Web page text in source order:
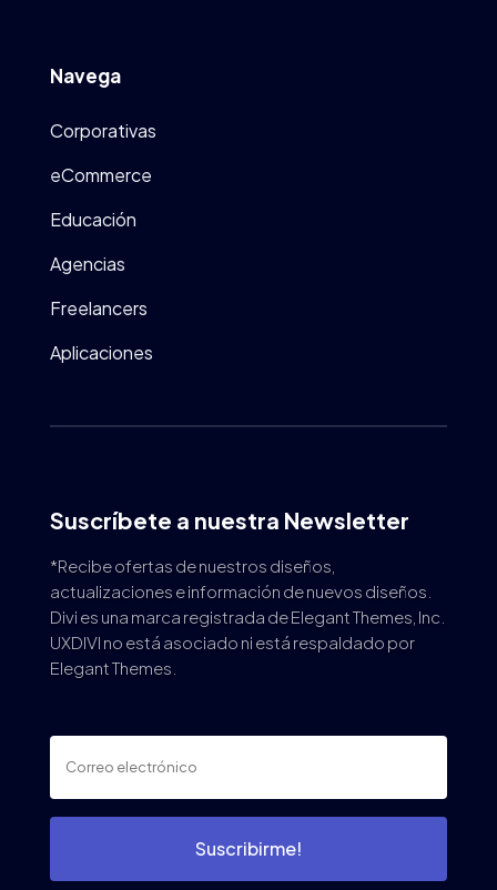
Navega
Corporativas
eCommerce
Educación
Agencias
Freelancers
Aplicaciones
Suscríbete a nuestra Newsletter
*Recibe ofertas de nuestros diseños,
actualizaciones e información de nuevos diseños.
Divi es una marca registrada de Elegant Themes, Inc.
UXDIVI no está asociado ni está respaldado por
Elegant Themes.
Suscribirme!